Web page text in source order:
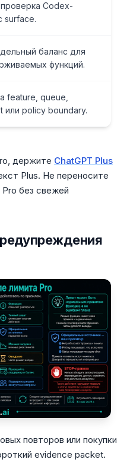
Codex-
surface.
баланс для
функций.
feature, queue,
или policy boundary.
держите ChatGPT Plus
Plus. Не переносите
без свежей
повторов или покупки
evidence packet.